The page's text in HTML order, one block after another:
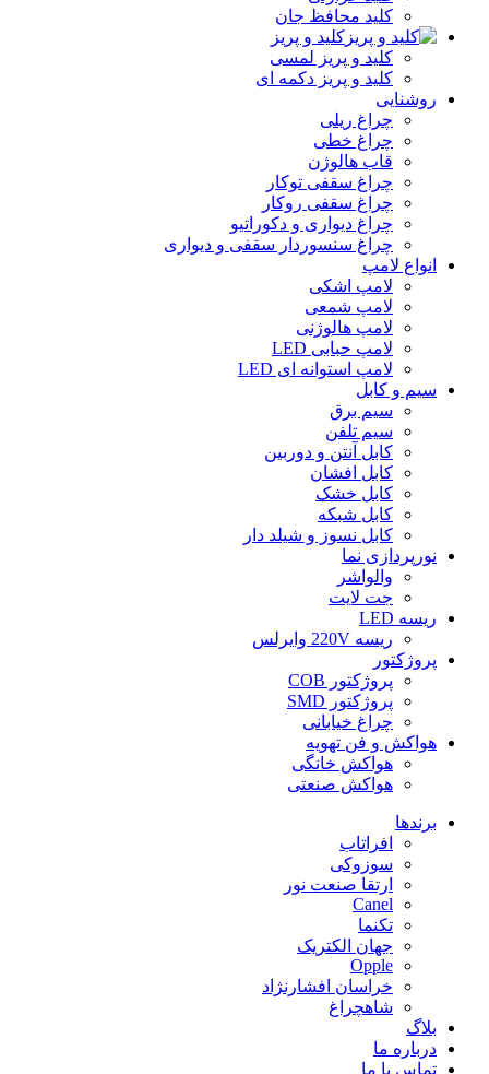
کلید محافظ جان
کلید و پریز
کلید و پریز لمسی
کلید و پریز دکمه‌ ای
روشنایی
چراغ ریلی
چراغ خطی
قاب هالوژن
چراغ سقفی توکار
چراغ سقفی روکار
چراغ دیواری و دکوراتیو
چراغ سنسوردار سقفی و دیواری
انواع لامپ
لامپ اشکی
لامپ شمعی
لامپ هالوژنی
لامپ حبابی LED
لامپ استوانه ای LED
سیم و کابل
سیم برق
سیم تلفن
کابل آنتن و دوربین
کابل افشان
کابل خشک
کابل شبکه
کابل نسوز و شیلد دار
نورپردازی نما
والواشر
جت لایت
ریسه LED
ریسه 220V وایرلس
پروژکتور
پروژکتور COB
پروژکتور SMD
چراغ خیابانی
هواکش و فن تهویه
هواکش خانگی
هواکش صنعتی
برندها
افراتاب
سوزوکی
ارتقا صنعت نور
Canel
تکنما
جهان الکتریک
Opple
خراسان افشارنژاد
شاهچراغ
بلاگ
درباره ما
تماس با ما